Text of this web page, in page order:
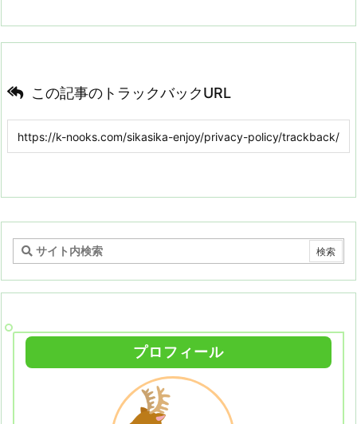
この記事のトラックバックURL
プロフィール